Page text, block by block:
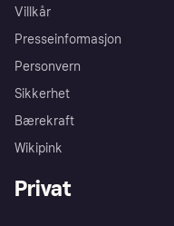
Villkår
Presseinformasjon
Personvern
Sikkerhet
Bærekraft
Wikipink
Privat